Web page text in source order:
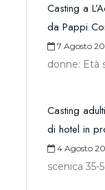
Casting a
da Pappi
7 Agosto
donne: Età
Casting
di hotel in
4 Agosto
scenica 35-